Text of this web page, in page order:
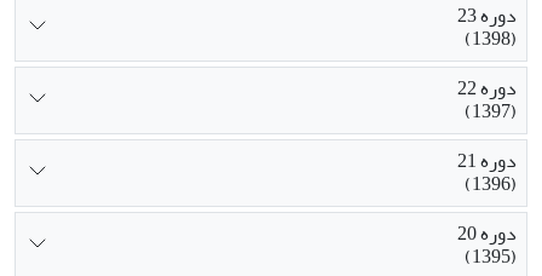
دوره 23
(1398)
دوره 22
(1397)
دوره 21
(1396)
دوره 20
(1395)